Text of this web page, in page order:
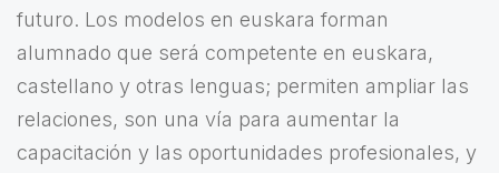
futuro. Los modelos en euskara forman
alumnado que será competente en euskara,
castellano y otras lenguas; permiten ampliar las
relaciones, son una vía para aumentar la
capacitación y las oportunidades profesionales, y